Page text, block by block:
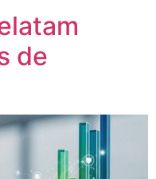
de